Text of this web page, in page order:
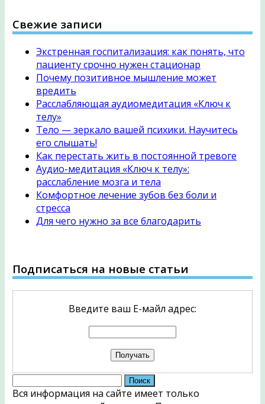
Свежие записи
Экстренная госпитализация: как понять, что
пациенту срочно нужен стационар
Почему позитивное мышление может
вредить
Расслабляющая аудиомедитация «Ключ к
телу»
Тело — зеркало вашей психики. Научитесь
его слышать!
Как перестать жить в постоянной тревоге
Аудио-медитация «Ключ к телу»:
расслабление мозга и тела
Комфортное лечение зубов без боли и
стресса
Для чего нужно за все благодарить
Подписаться на новые статьи
Введите ваш Е-майл адрес:
Найти:
Вся информация на сайте имеет только